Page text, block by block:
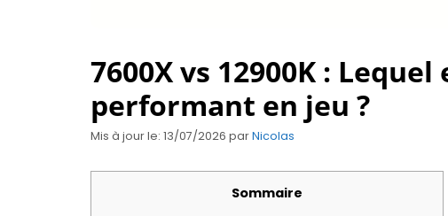
7600X vs 12900K :
performant en jeu ?
Mis à jour le: 13/07/2026 parNicolas
Sommaire